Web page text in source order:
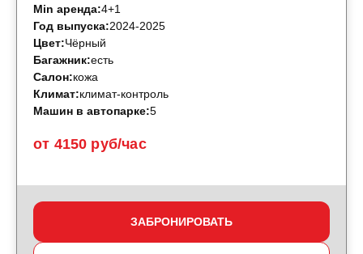
от 4150 руб/час
Min аренда:4+1
Год выпуска:2024-2025
Цвет:Чёрный
Багажник:есть
Салон:кожа
Климат:климат-контроль
Машин в автопарке:5
ЗАБРОНИРОВАТЬ